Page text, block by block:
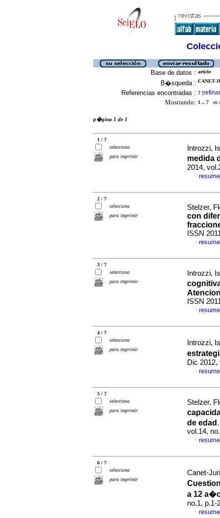
Base de datos : article
B�squeda : CANET-
Referencias encontradas : 7 [refinar
Mostrando: 1 .. 7 en
p�gina 1 de 1
1 / 7
selecciona
para imprimir
Introzzi,
medida
2014,
·
2 / 7
selecciona
para imprimir
Stelzer,
con
ISSN
·
3 / 7
selecciona
para imprimir
Introzzi,
ISSN
·
4 / 7
selecciona
para imprimir
Introzzi,
Dic 2012,
·
5 / 7
selecciona
para imprimir
Stelzer,
de edad
vol.14,
·
6 / 7
selecciona
para imprimir
Canet-
a 12
no.1, p.1-
·